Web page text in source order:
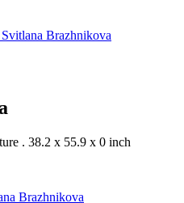
. 38.2 x 55.9 x 0 inch